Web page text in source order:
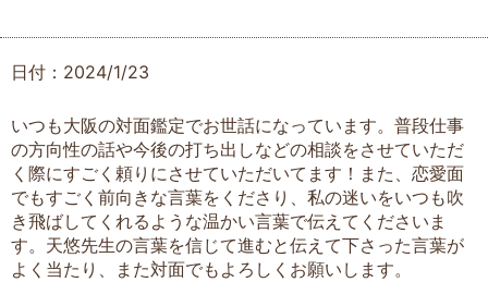
日付：2024/1/23
いつも大阪の対面鑑定でお世話になっています。普段仕事
の方向性の話や今後の打ち出しなどの相談をさせていただ
く際にすごく頼りにさせていただいてます！また、恋愛面
でもすごく前向きな言葉をくださり、私の迷いをいつも吹
き飛ばしてくれるような温かい言葉で伝えてくださいま
す。天悠先生の言葉を信じて進むと伝えて下さった言葉が
よく当たり、また対面でもよろしくお願いします。